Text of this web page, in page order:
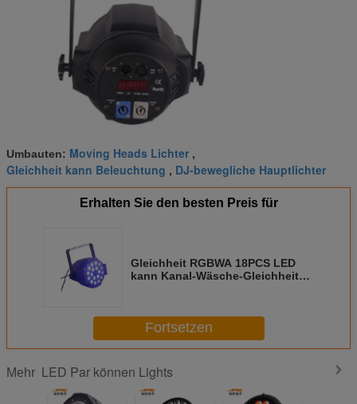
Umbauten: Moving Heads Lichter ,
Gleichheit kann Beleuchtung , DJ-bewegliche Hauptlichter
Erhalten Sie den besten Preis für
Gleichheit RGBWA 18PCS LED
kann Kanal-Wäsche-Gleichheits-
Fortsetzen
Mehr LED Par können Lights